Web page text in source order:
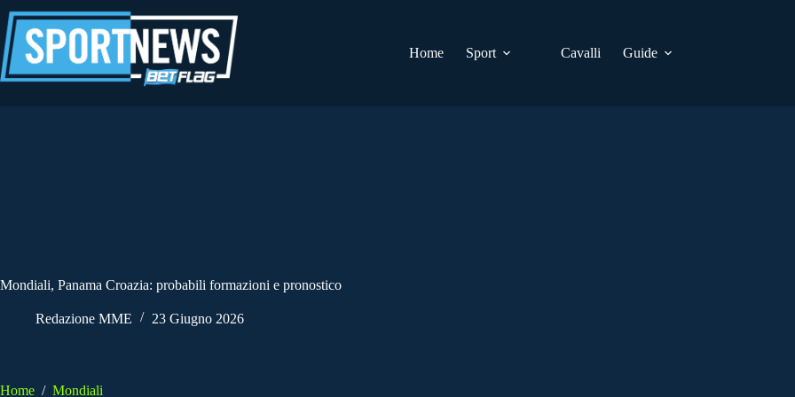
al
contenuto
Home
Sport Cavalli Guide
Mondiali, Panama Croazia: probabili formazioni e pronostico
Redazione MME 23 Giugno 2026
Home / Mondiali